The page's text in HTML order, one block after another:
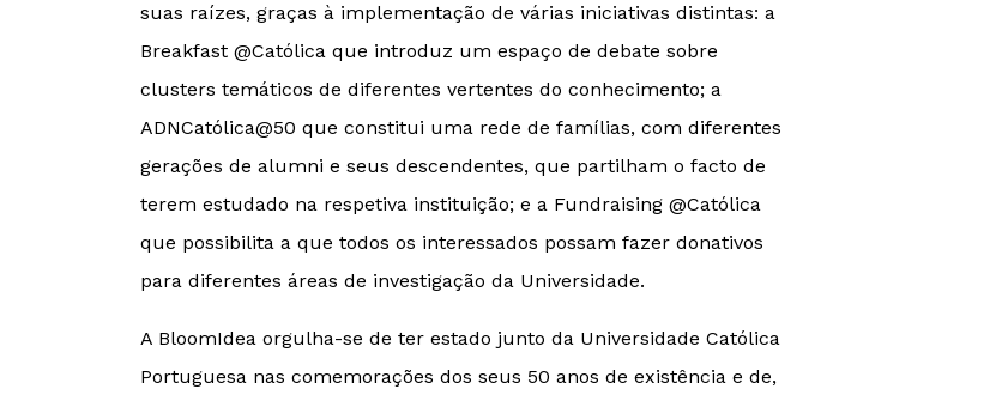
suas raízes, graças à implementação de várias iniciativas distintas: a
Breakfast @Católica que introduz um espaço de debate sobre
clusters temáticos de diferentes vertentes do conhecimento; a
ADNCatólica@50 que constitui uma rede de famílias, com diferentes
gerações de alumni e seus descendentes, que partilham o facto de
terem estudado na respetiva instituição; e a Fundraising @Católica
que possibilita a que todos os interessados possam fazer donativos
para diferentes áreas de investigação da Universidade.
A BloomIdea orgulha-se de ter estado junto da Universidade Católica
Portuguesa nas comemorações dos seus 50 anos de existência e de,